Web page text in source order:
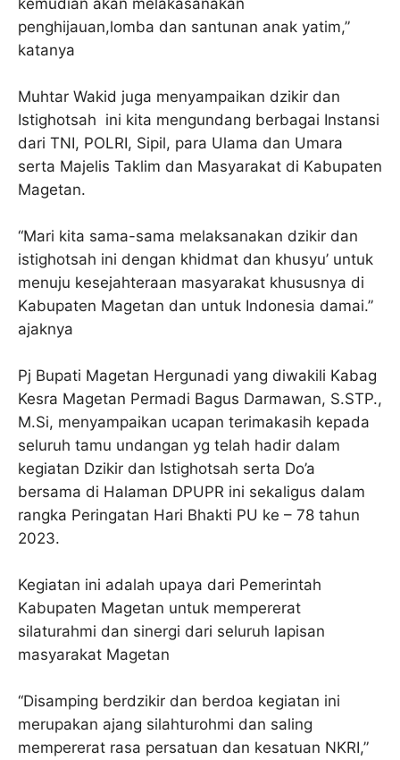
penghijauan,lomba dan santunan anak yatim,”
katanya
Muhtar Wakid juga menyampaikan dzikir dan
Istighotsah ini kita mengundang berbagai Instansi
dari TNI, POLRI, Sipil, para Ulama dan Umara
serta Majelis Taklim dan Masyarakat di Kabupaten
Magetan.
“Mari kita sama-sama melaksanakan dzikir dan
istighotsah ini dengan khidmat dan khusyu’ untuk
menuju kesejahteraan masyarakat khususnya di
Kabupaten Magetan dan untuk Indonesia damai.”
ajaknya
Pj Bupati Magetan Hergunadi yang diwakili Kabag
Kesra Magetan Permadi Bagus Darmawan, S.STP.,
M.Si, menyampaikan ucapan terimakasih kepada
seluruh tamu undangan yg telah hadir dalam
kegiatan Dzikir dan Istighotsah serta Do’a
bersama di Halaman DPUPR ini sekaligus dalam
rangka Peringatan Hari Bhakti PU ke – 78 tahun
2023.
Kegiatan ini adalah upaya dari Pemerintah
Kabupaten Magetan untuk mempererat
silaturahmi dan sinergi dari seluruh lapisan
masyarakat Magetan
“Disamping berdzikir dan berdoa kegiatan ini
merupakan ajang silahturohmi dan saling
mempererat rasa persatuan dan kesatuan NKRI,”